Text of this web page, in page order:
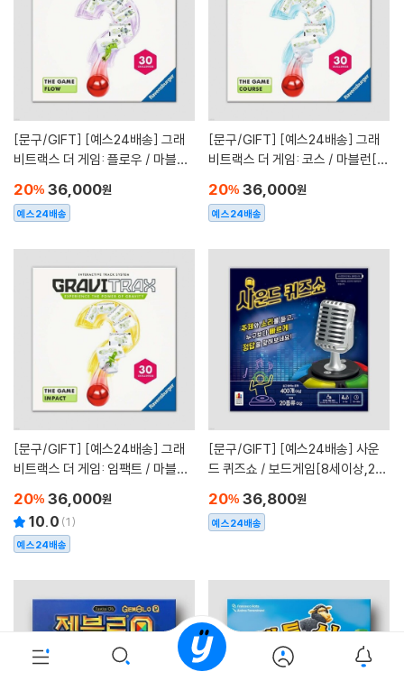
[문구/GIFT]
비트랙스 더 게임: 플로우 / 마블런
20% 36,000원
예스24배송
[문구/GIFT]
비트랙스 더 게임: 코스 / 마블런[8
20% 36,000원
예스24배송
[문구/GIFT]
비트랙스 더 게임: 임팩트 / 마블런
20% 36,000원
10.0 (1)
예스24배송
[문구/GIFT]
드 퀴즈쇼 / 보드게임[8세이상,2~
20% 36,800원
예스24배송